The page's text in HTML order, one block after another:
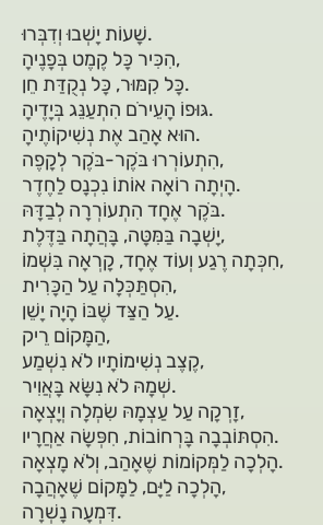
שָׁעוֹת יָשְׁבוּ וְדִבְּרוּ.
הִכִּיר כָּל קֶמֶט בְּפָנֶיהָ,
כָּל קִמּוּר, כָּל נְקֻדַּת חֵן.
גּוּפוֹ הָעֵירֹם הִתְעַנֵּג בְּיָדֶיהָ.
הוּא אָהַב אֶת נְשִׁיקוֹתֶיהָ.
הִתְעוֹרְרוּ בֹּקֶר-בֹּקֶר לְקָפֶה,
הָיְתָה רוֹאָה אוֹתוֹ נִכְנָס לַחֶדֶר.
בֹּקֶר אֶחָד הִתְעוֹרְרָה לְבַדָּהּ.
יָשְׁבָה בַּמִּטָּה, בָּהֲתָה בַּדֶּלֶת,
חִכְּתָה רֶגַע וְעוֹד אֶחָד, קָרְאָה בִּשְׁמוֹ,
הִסְתַּכְּלָה עַל הַכָּרִית,
עַל הַצַּד שֶׁבּוֹ הָיָה יָשֵׁן.
הַמָּקוֹם רֵיק,
קֶצֶב נְשִׁימוֹתָיו לֹא נִשְׁמַע,
שְׁמָהּ לֹא נִשָּׂא בָּאֲוִיר.
זָרְקָה עַל עַצְמָהּ שִׂמְלָה וְיָצְאָה,
הִסְתּוֹבְבָה בָּרְחוֹבוֹת, חִפְּשָׂה אַחֲרָיו.
הָלְכָה לַמְּקוֹמוֹת שֶׁאָהַב, וְלֹא מָצְאָה.
הָלְכָה לַיָּם, לַמָּקוֹם שֶׁאָהֲבָה,
דִּמְעָה נָשְׁרָה.